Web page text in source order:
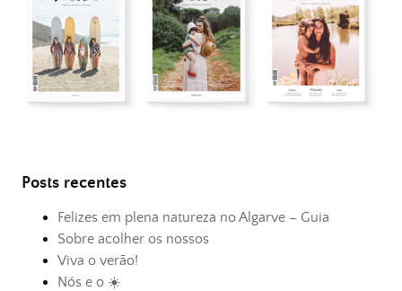
Posts recentes
Felizes em plena natureza no Algarve – Guia
Sobre acolher os nossos
Viva o verão!
Nós e o ☀️